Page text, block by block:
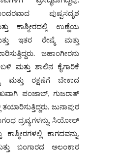
ಪುಷ್ಪಸದೃಶ
ಕಾಶ್ಮೀರದಲ್ಲಿ ಉಣ್ಣೆಯ
ಇತರ ರೇಷ್ಮೆ ಮತ್ತು
ಜಹಾಂಗೀರನು
ಮತ್ತು ಶಾಲಿನ ಕೈಗಾರಿಕೆ
ಮತ್ತು ರಕ್ಷಣೆಗೆ ಬೇಕಾದ
ಪಂಜಾಬ್, ಗುಜರಾತ್
ಜುನಾಪುರ
ದ್ರವ್ಯಗಳನ್ನು, ಸಿಯೋಲ್
ಕಾಗದವನ್ನು,
ಬಂಗಾರದ ಅಲಂಕಾರ